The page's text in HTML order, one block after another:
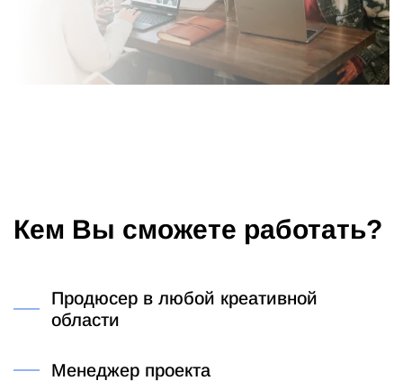
Кем Вы сможете работать?
Продюсер в любой креативной
области
Менеджер проекта